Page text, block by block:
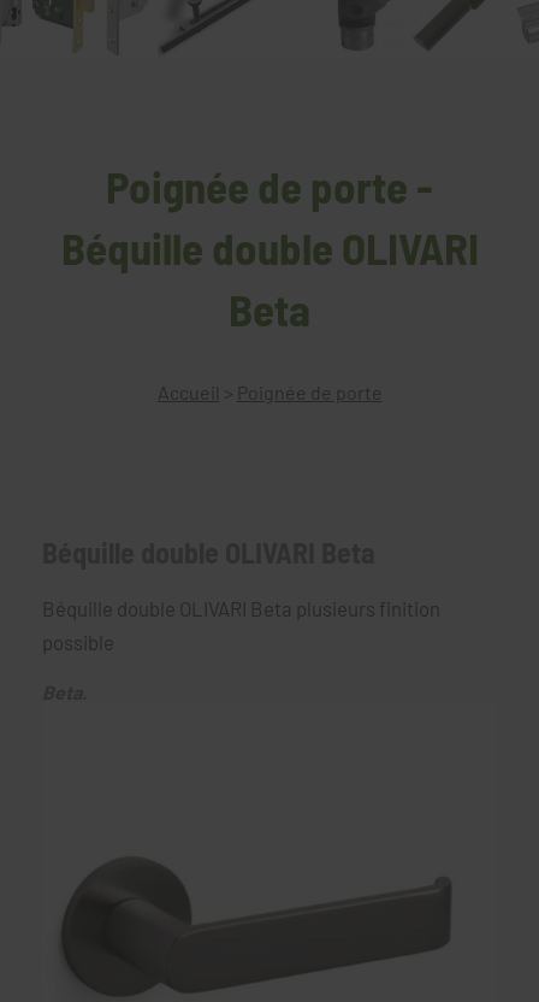
Poignée de porte -
Béquille double OLIVARI
Beta
Accueil > Poignée de porte
Béquille double OLIVARI Beta plusieurs finition
possible